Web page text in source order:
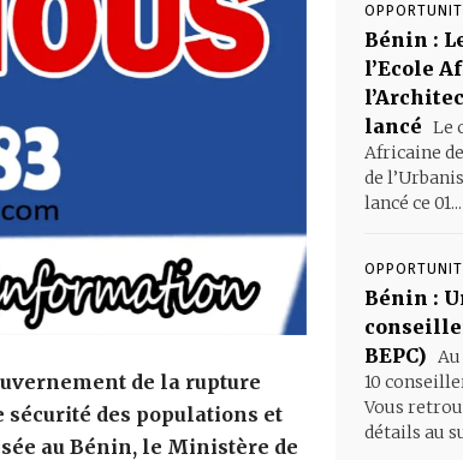
de la rupture
sécurité des populations et
au Bénin, le Ministère de
Bénin :
l’Ecole
lancé Le
Africaine
de
lancé ce 01...
Bénin :
BEPC)
10
Vous
détails au